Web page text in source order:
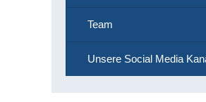
Team
Unsere Social Media